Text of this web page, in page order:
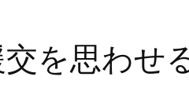
を思わせ